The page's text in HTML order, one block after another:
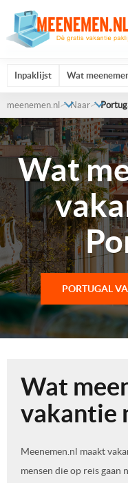
Inpaklijst Wat
meenemen.nl Naar
Wat
PORTUGAL
Wat
vakantie
Meenemen.nl maakt
mensen die op reis gaan